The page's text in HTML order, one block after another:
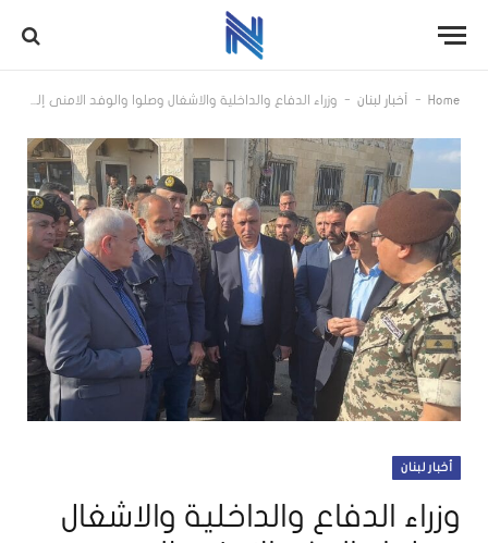
Home
- أخبار لبنان - وزراء الدفاع والداخلية والاشغال وصلوا والوفد الامني إلى معبر العبوديةمنسى: لتسهيل مغادرة السوريين من دون إخلال بالمعايير القانونية والأمنية
أخبار لبنان
وزراء الدفاع والداخلية والاشغال